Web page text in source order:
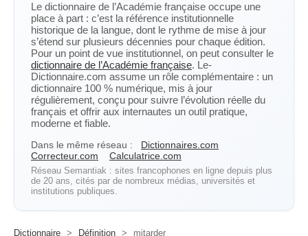
Le dictionnaire de l’Académie française occupe une
place à part : c’est la référence institutionnelle
historique de la langue, dont le rythme de mise à jour
s’étend sur plusieurs décennies pour chaque édition.
Pour un point de vue institutionnel, on peut consulter le
dictionnaire de l’Académie française. Le-
Dictionnaire.com assume un rôle complémentaire : un
dictionnaire 100 % numérique, mis à jour
régulièrement, conçu pour suivre l’évolution réelle du
français et offrir aux internautes un outil pratique,
moderne et fiable.
Dans le même réseau :
Dictionnaires.com
Correcteur.com
Calculatrice.com
Réseau Semantiak : sites francophones en ligne depuis plus
de 20 ans, cités par de nombreux médias, universités et
institutions publiques.
Dictionnaire > Définition > mitarder